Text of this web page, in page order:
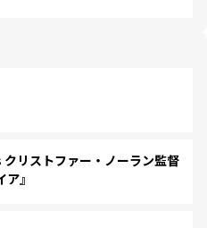
リストファー・ノーラン監督
』